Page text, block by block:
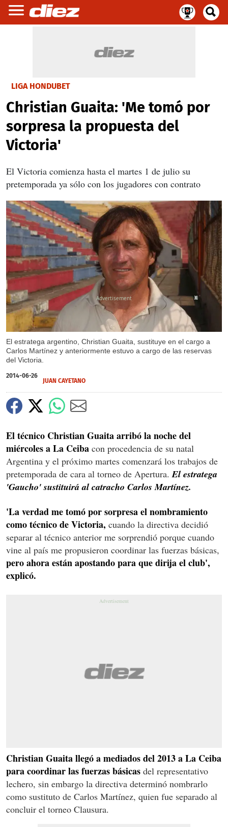
LIGA HONDUBET
Christian Guaita: 'Me tomó por
sorpresa la propuesta del
Victoria'
El Victoria comienza hasta el martes 1 de julio su
pretemporada ya sólo con los jugadores con contrato
El estratega argentino, Christian Guaita, sustituye en el cargo a
Carlos Martínez y anteriormente estuvo a cargo de las reservas
del Victoria.
X
2014-06-26
JUAN CAYETANO
El técnico Christian Guaita arribó la noche del
miércoles a La Ceiba con procedencia de su natal
Argentina y el próximo martes comenzará los trabajos de
pretemporada de cara al torneo de Apertura.El estratega
'Gaucho' sustituirá al catracho Carlos Martínez.
'La verdad me tomó por sorpresa el nombramiento
como técnico de Victoria, cuando la directiva decidió
separar al técnico anterior me sorprendió porque cuando
vine al país me propusieron coordinar las fuerzas básicas,
pero ahora están apostando para que dirija el club',
explicó.
Christian Guaita llegó a mediados del 2013 a La Ceiba
para coordinar las fuerzas básicas del representativo
lechero, sin embargo la directiva determinó nombrarlo
como sustituto de Carlos Martínez, quien fue separado al
concluir el torneo Clausura.